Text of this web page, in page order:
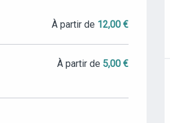
À partir de 12,00 €
À partir de 5,00 €